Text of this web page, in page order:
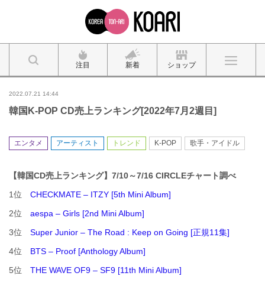
注目 新着 ショップ
2022.07.21 14:44
韓国K-POP CD売上ランキング[2022年7月2週目]
エンタメ アーティスト トレンド K-POP 歌手・アイドル
【韓国CD売上ランキング】7/10～7/16 CIRCLEチャート調べ
1位 CHECKMATE – ITZY [5th Mini Album]
2位 aespa – Girls [2nd Mini Album]
3位 Super Junior – The Road : Keep on Going [正規11集]
4位 BTS – Proof [Anthology Album]
5位 THE WAVE OF9 – SF9 [11th Mini Album]